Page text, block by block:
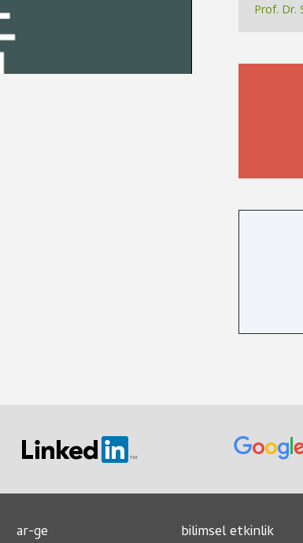
Prof. Dr.
ar-ge bilimsel etkinlik